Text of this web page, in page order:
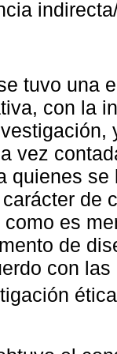
tuvo una
con la
vez
quienes
de
es
de
con